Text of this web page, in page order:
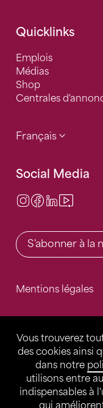
Vous trouverez
des cookies ainsi
dans notre
utilisons entre
indispensables à
qui
Quicklinks
Emplois
Médias
Shop
Centrales
Français
Social Media
Instagram
Facebook
LinkedIn
S'abonner à la
Mentions légales